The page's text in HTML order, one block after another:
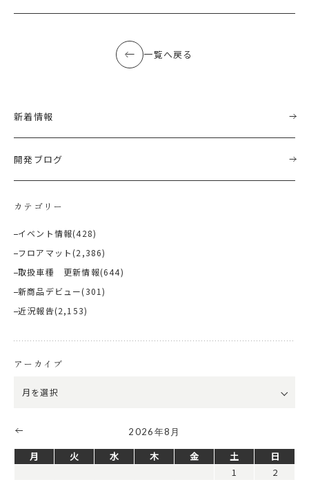
一覧へ戻る
新着情報
開発ブログ
カテゴリー
イベント情報(428)
フロアマット (2,386)
取扱車種 更新情報(644)
新商品デビュー(301)
近況報告(2,153)
アーカイブ
2026年8月
月 火 水 木 金 土
日
1
2